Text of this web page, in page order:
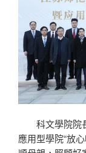
科文學院院
應用型學院“放